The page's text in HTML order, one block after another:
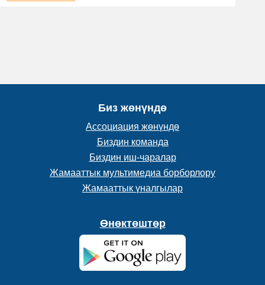
Биз жөнүндө
Ассоциация жөнүндө
Биздин команда
Биздин иш-чаралар
Жамааттык мультимедиа борборлору
Жамааттык үналгылар
Өнөктөштөр